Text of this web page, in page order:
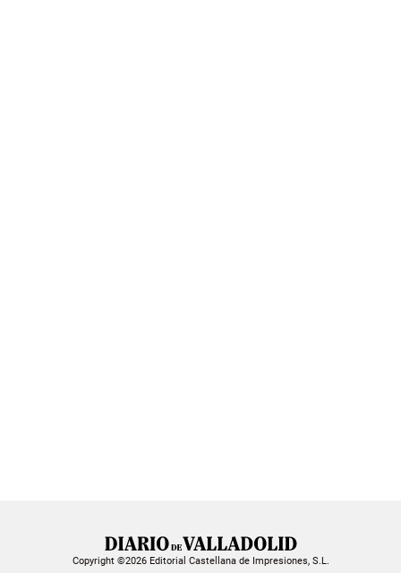
Copyright ©2026 Editorial Castellana de Impresiones, S.L.